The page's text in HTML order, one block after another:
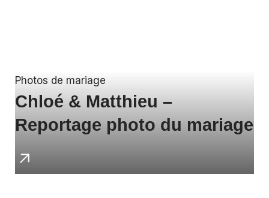
Photos de mariage
Chloé & Matthieu –
Reportage photo du mariage